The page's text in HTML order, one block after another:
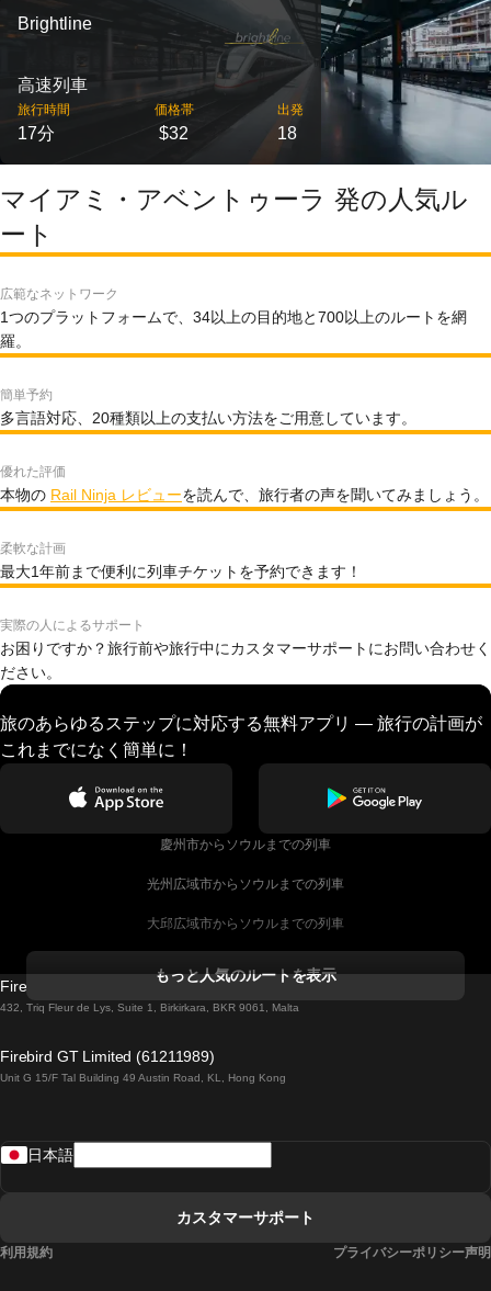
Brightline
高速列車
旅行時間
17分
価格帯
$32
出発
18
マイアミ・アベントゥーラ 発の人気ル
ート
広範なネットワーク
1つのプラットフォームで、34以上の目的地と700以上のルートを網
羅。
簡単予約
多言語対応、20種類以上の支払い方法をご用意しています。
優れた評価
本物の Rail Ninja レビューを読んで、旅行者の声を聞いてみましょう。
柔軟な計画
最大1年前まで便利に列車チケットを予約できます！
実際の人によるサポート
お困りですか？旅行前や旅行中にカスタマーサポートにお問い合わせく
ださい。
旅のあらゆるステップに対応する無料アプリ — 旅行の計画が
これまでになく簡単に！
慶州市からソウルまでの列車
光州広域市からソウルまでの列車
大邱広域市からソウルまでの列車
ダブリンからゴールウェイまでの列車
ローマからナポリまでの列車
もっと人気のルートを表示
Firebird GT Limited (OC 1451)
432, Triq Fleur de Lys, Suite 1, Birkirkara, BKR 9061, Malta
Firebird GT Limited (61211989)
Unit G 15/F Tal Building 49 Austin Road, KL, Hong Kong
日本語
カスタマーサポート
利用規約 プライバシーポリシー声明